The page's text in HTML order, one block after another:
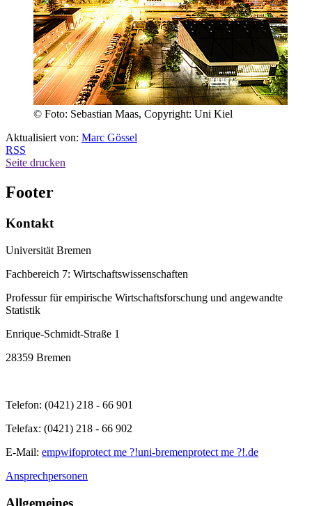
© Foto: Sebastian Maas, Copyright: Uni Kiel
Aktualisiert von: Marc Gössel
RSS
Seite drucken
Footer
Kontakt
Universität Bremen
Fachbereich 7: Wirtschaftswissenschaften
Professur für empirische Wirtschaftsforschung und angewandte
Statistik
Enrique-Schmidt-Straße 1
28359 Bremen
Telefon: (0421) 218 - 66 901
Telefax: (0421) 218 - 66 902
E-Mail: empwifoprotect me ?!uni-bremenprotect me ?!.de
Ansprechpersonen
Allgemeines